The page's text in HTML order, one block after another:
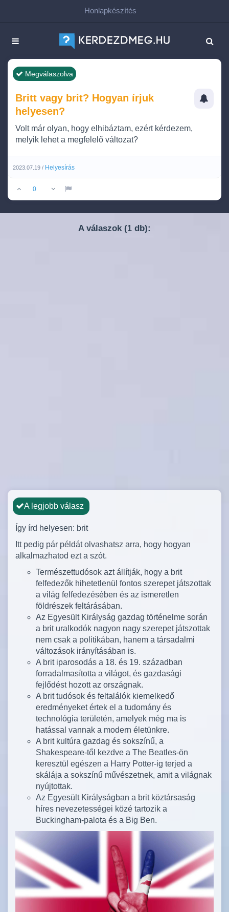
Honlapkészítés
Megválaszolva
Britt vagy brit? Hogyan írjuk
helyesen?
Volt már olyan, hogy elhibáztam, ezért kérdezem,
melyik lehet a megfelelő változat?
2023.07.19 / Helyesírás
0
A válaszok (1 db):
A legjobb válasz
Így írd helyesen: brit
Itt pedig pár példát olvashatsz arra, hogy hogyan
alkalmazhatod ezt a szót.
Természettudósok azt állítják, hogy a brit
felfedezők hihetetlenül fontos szerepet játszottak
a világ felfedezésében és az ismeretlen
földrészek feltárásában.
Az Egyesült Királyság gazdag történelme során
a brit uralkodók nagyon nagy szerepet játszottak
nem csak a politikában, hanem a társadalmi
változások irányításában is.
A brit iparosodás a 18. és 19. században
forradalmasította a világot, és gazdasági
fejlődést hozott az országnak.
A brit tudósok és feltalálók kiemelkedő
eredményeket értek el a tudomány és
technológia területén, amelyek még ma is
hatással vannak a modern életünkre.
A brit kultúra gazdag és sokszínű, a
Shakespeare-től kezdve a The Beatles-ön
keresztül egészen a Harry Potter-ig terjed a
skálája a sokszínű művészetnek, amit a világnak
nyújtottak.
Az Egyesült Királyságban a brit köztársaság
híres nevezetességei közé tartozik a
Buckingham-palota és a Big Ben.